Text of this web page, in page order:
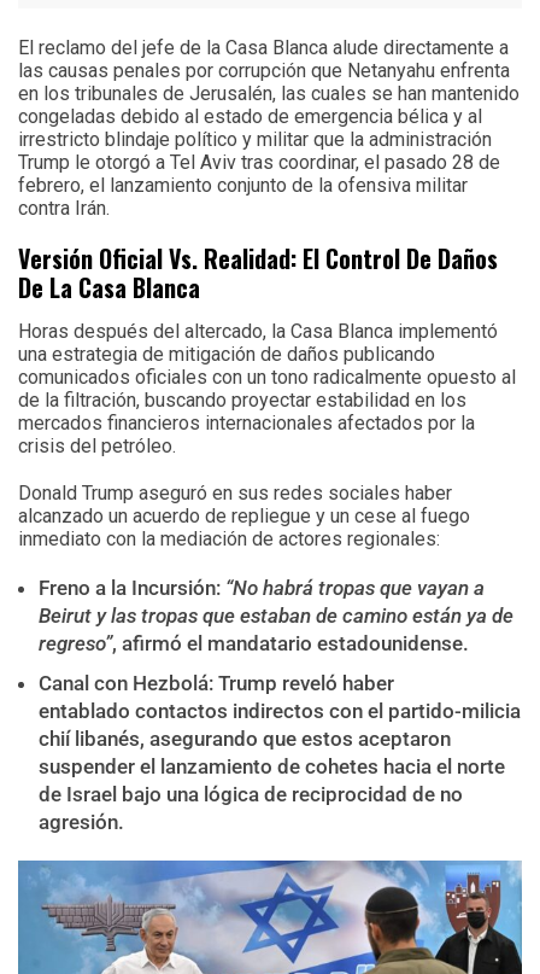
El reclamo del jefe de la Casa Blanca alude directamente a
las causas penales por corrupción que Netanyahu enfrenta
en los tribunales de Jerusalén, las cuales se han mantenido
congeladas debido al estado de emergencia bélica y al
irrestricto blindaje político y militar que la administración
Trump le otorgó a Tel Aviv tras coordinar, el pasado 28 de
febrero, el lanzamiento conjunto de la ofensiva militar
contra Irán.
Versión Oficial Vs. Realidad: El Control De Daños
De La Casa Blanca
Horas después del altercado, la Casa Blanca implementó
una estrategia de mitigación de daños publicando
comunicados oficiales con un tono radicalmente opuesto al
de la filtración, buscando proyectar estabilidad en los
mercados financieros internacionales afectados por la
crisis del petróleo.
Donald Trump aseguró en sus redes sociales haber
alcanzado un acuerdo de repliegue y un cese al fuego
inmediato con la mediación de actores regionales:
Freno a la Incursión: “No habrá tropas que vayan a
Beirut y las tropas que estaban de camino están ya de
regreso”, afirmó el mandatario estadounidense.
Canal con Hezbolá: Trump reveló haber
entablado contactos indirectos con el partido-milicia
chií libanés, asegurando que estos aceptaron
suspender el lanzamiento de cohetes hacia el norte
de Israel bajo una lógica de reciprocidad de no
agresión.